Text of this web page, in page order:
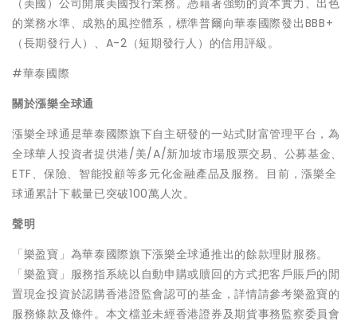
（美國）公司開展美國投行業務。憑藉著強勁的資本實力、出色
的業務水準、成熟的風控體系，標準普爾向華泰國際發出BBB+
（長期發行人）、A-2（短期發行人）的信用評級。
#華泰國際
關於漲樂全球通
漲樂全球通是華泰國際旗下自主研發的一站式財富管理平台，為
全球華人投資者提供港/美/A/新加坡市場股票交易、公募基金、
ETF、保險、智能投顧等多元化金融產品及服務。目前，漲樂全
球通累計下載量已突破100萬人次。
聲明
「樂盈寶」為華泰國際旗下漲樂全球通推出的餘款理財服務。
「樂盈寶」服務指系統以自動申購或贖回的方式把客戶賬戶的閒
置現金投資於認購香港證監會認可的基金，詳情請參考樂盈寶的
服務條款及條件。本文檔並未經香港證券及期貨事務監察委員會